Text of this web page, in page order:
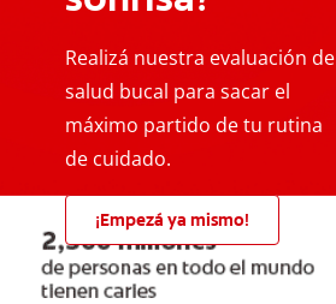
Realizá nuestra evaluación de
salud bucal para sacar el
máximo partido de tu rutina
de cuidado.
¡Empezá ya mismo!